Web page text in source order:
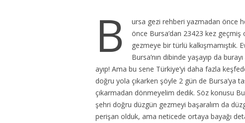
B
ursa gezi rehberi yazmadan önce
önce Bursa’dan 23423 kez geçmiş
gezmeye bir türlü kalkışmamıştık.
Bursa’nın dibinde yaşayıp da
ayıp! Ama bu sene Türkiye’yi daha fazla
doğru yola çıkarken şöyle 2 gün de Bursa’ya
çıkarmadan dönmeyelim dedik. Söz konusu
şehri doğru düzgün gezmeyi başaralım da
perişan olduk, ama neticede ortaya bayağı